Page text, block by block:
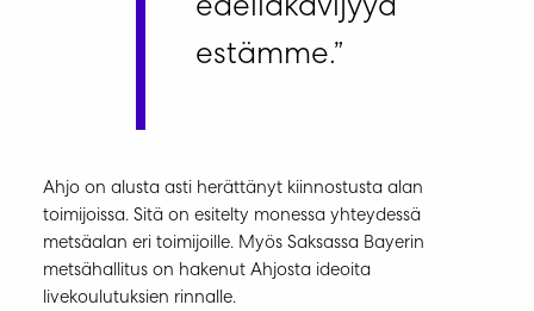
edelläkävijyyd
estämme.”
Ahjo on alusta asti herättänyt kiinnostusta alan
toimijoissa. Sitä on esitelty monessa yhteydessä
metsäalan eri toimijoille. Myös Saksassa Bayerin
metsähallitus on hakenut Ahjosta ideoita
livekoulutuksien rinnalle.